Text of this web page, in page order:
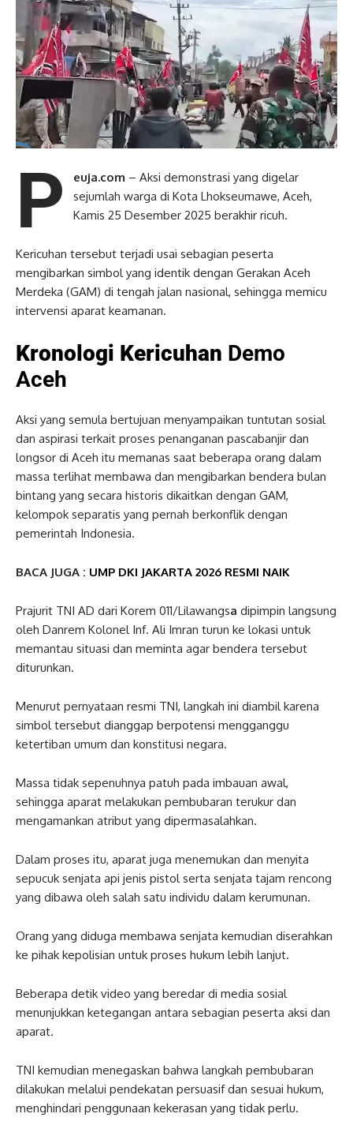
P euja.com – Aksi demonstrasi yang digelar
sejumlah warga di Kota Lhokseumawe, Aceh,
Kamis 25 Desember 2025 berakhir ricuh.
Kericuhan tersebut terjadi usai sebagian peserta
mengibarkan simbol yang identik dengan Gerakan Aceh
Merdeka (GAM) di tengah jalan nasional, sehingga memicu
intervensi aparat keamanan.
Kronologi Kericuhan Demo
Aceh
Aksi yang semula bertujuan menyampaikan tuntutan sosial
dan aspirasi terkait proses penanganan pascabanjir dan
longsor di Aceh itu memanas saat beberapa orang dalam
massa terlihat membawa dan mengibarkan bendera bulan
bintang yang secara historis dikaitkan dengan GAM,
kelompok separatis yang pernah berkonflik dengan
pemerintah Indonesia.
BACA JUGA : UMP DKI JAKARTA 2026 RESMI NAIK
Prajurit TNI AD dari Korem 011/Lilawangsa dipimpin langsung
oleh Danrem Kolonel Inf. Ali Imran turun ke lokasi untuk
memantau situasi dan meminta agar bendera tersebut
diturunkan.
Menurut pernyataan resmi TNI, langkah ini diambil karena
simbol tersebut dianggap berpotensi mengganggu
ketertiban umum dan konstitusi negara.
Massa tidak sepenuhnya patuh pada imbauan awal,
sehingga aparat melakukan pembubaran terukur dan
mengamankan atribut yang dipermasalahkan.
Dalam proses itu, aparat juga menemukan dan menyita
sepucuk senjata api jenis pistol serta senjata tajam rencong
yang dibawa oleh salah satu individu dalam kerumunan.
Orang yang diduga membawa senjata kemudian diserahkan
ke pihak kepolisian untuk proses hukum lebih lanjut.
Beberapa detik video yang beredar di media sosial
menunjukkan ketegangan antara sebagian peserta aksi dan
aparat.
TNI kemudian menegaskan bahwa langkah pembubaran
dilakukan melalui pendekatan persuasif dan sesuai hukum,
menghindari penggunaan kekerasan yang tidak perlu.